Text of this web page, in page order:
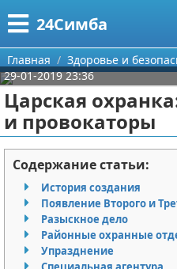
24Симба
Меню
Главная
Категории
Государство и право
Причинение вреда
Иммиграция
Здоровье и
Поиск
О проекте
Контакты
Сотрудничество
Главная Здоровье и
29-01-2019 23:36
Царская
и провокаторы
Содержание статьи:
История создания
Появление Второго и
Разыскное дело
Районные охранные
Упразднение